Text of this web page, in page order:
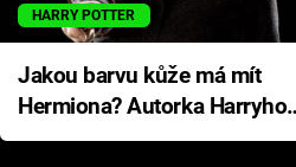
HARRY POTTER
Jakou barvu kůže má mít
Hermiona? Autorka Harryho
Pottera přišla s ráznou